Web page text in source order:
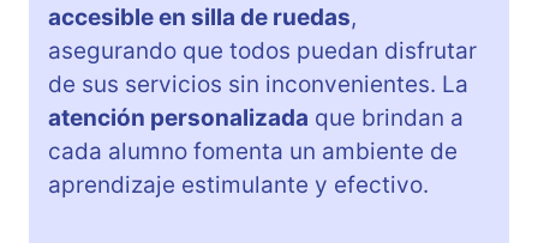
accesible en silla de ruedas,
asegurando que todos puedan disfrutar
de sus servicios sin inconvenientes. La
atención personalizada que brindan a
cada alumno fomenta un ambiente de
aprendizaje estimulante y efectivo.